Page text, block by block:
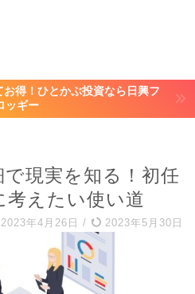
得！ひとかぶ投資なら日興フ
ッギー
現実を知る！初任
えたい使い道
2023年4月26日 / 2023年5月30日